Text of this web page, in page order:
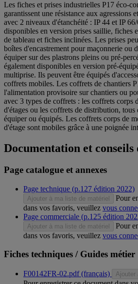
Les fiches et prises industrielles P17 éco-
garantissent une résistance aux agressions
avec 2 niveaux d'étanchéité : IP 44 et IP
disponibles en version prises saillie, fiches
de tableau et fiches inclinées. Les prises
boîtes d'encastrement pour maçonnerie ou
équiper sur des plastrons pleins ou pré-
également disponibles en version pré-
multiprise. Ils peuvent être équipés
coffrets mobiles. Les coffrets de chantiers
l'alimentation provisoire sur chantiers ou
avec 3 types de coffrets : les coffrets corps
d'étages ou les coffrets de distribution, tous
équiper ou équipés. Les coffrets corps de
d'étage sont mobiles grâce à une poignée
Documentation et conseils
Page catalogue et annexes
Page technique (p.127 édition 2022)
Ajouter à ma liste de matériel
Pour
dans vos favoris, veuillez vous
Page commerciale (p.125 édition
Ajouter à ma liste de matériel
Pour
dans vos favoris, veuillez vous
Fiches techniques / Guides métier
F00142FR-02.pdf (français) Ajouter